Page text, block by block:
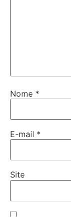
Nome *
E-mail *
Site